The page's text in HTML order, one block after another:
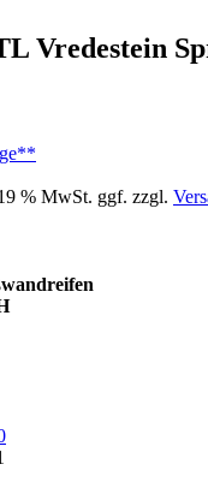
Vredestein
% MwSt. ggf. zzgl.